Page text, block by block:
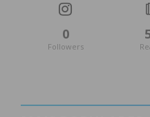
0
Followers